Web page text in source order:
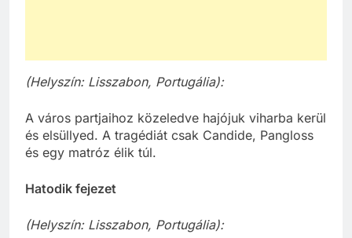
(Helyszín: Lisszabon, Portugália):
A város partjaihoz közeledve hajójuk viharba kerül
és elsüllyed. A tragédiát csak Candide, Pangloss
és egy matróz élik túl.
Hatodik fejezet
(Helyszín: Lisszabon, Portugália):